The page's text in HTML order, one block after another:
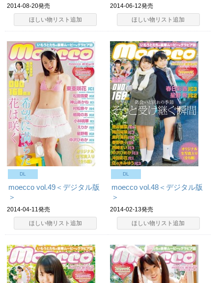
2014-08-20発売
ほしい物リスト追加
2014-06-12発売
ほしい物リスト追加
DL
moecco vol.49＜デジタル版
＞
2014-04-11発売
ほしい物リスト追加
DL
moecco vol.48＜デジタル版
＞
2014-02-13発売
ほしい物リスト追加